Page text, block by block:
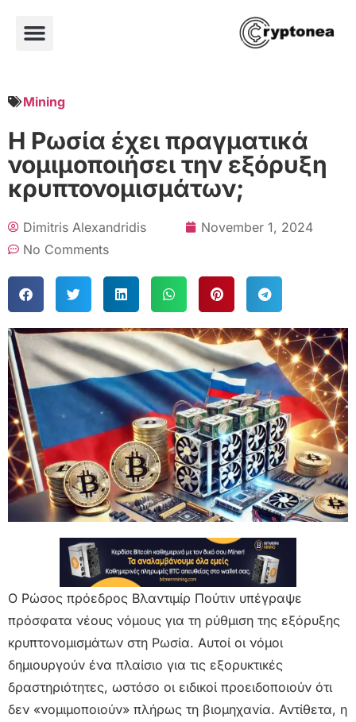
Mining
Η Ρωσία έχει πραγματικά
νομιμοποιήσει την εξόρυξη
κρυπτονομισμάτων;
Dimitris Alexandridis
November 1, 2024
No Comments
Ο Ρώσος πρόεδρος Βλαντιμίρ Πούτιν υπέγραψε
πρόσφατα νέους νόμους για τη ρύθμιση της εξόρυξης
κρυπτονομισμάτων στη Ρωσία. Αυτοί οι νόμοι
δημιουργούν ένα πλαίσιο για τις εξορυκτικές
δραστηριότητες, ωστόσο οι ειδικοί προειδοποιούν ότι
δεν «νομιμοποιούν» πλήρως τη βιομηχανία. Αντίθετα, η